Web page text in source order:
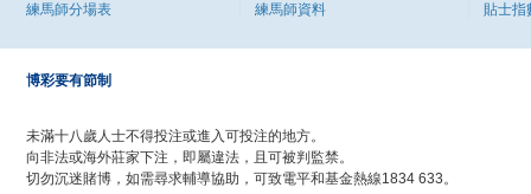
練馬師分場表
練馬師資料
貼士指
博彩要有節制
未滿十八歲人士不得投注或進入可投注的地方。
向非法或海外莊家下注，即屬違法，且可被判監禁。
切勿沉迷賭博，如需尋求輔導協助，可致電平和基金熱線1834 633。